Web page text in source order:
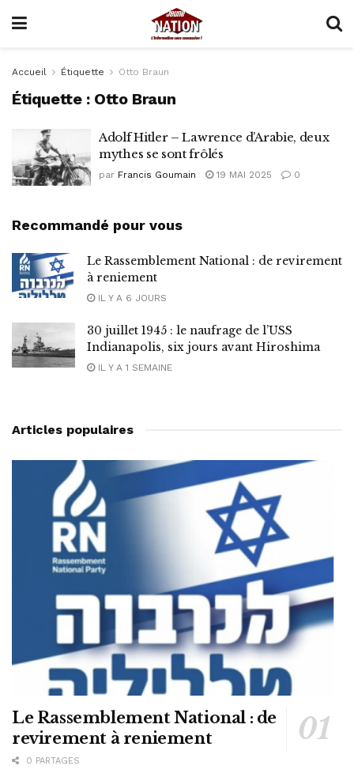
Accueil Étiquette Otto Braun
Étiquette : Otto Braun
Adolf Hitler – Lawrence d’Arabie, deux
mythes se sont frôlés
par Francis Goumain 19 MAI 2025 0
Recommandé pour vous
Le Rassemblement National : de revirement
à reniement
IL Y A 6 JOURS
30 juillet 1945 : le naufrage de l’USS
Indianapolis, six jours avant Hiroshima
IL Y A 1 SEMAINE
Articles populaires
Le Rassemblement National : de
revirement à reniement
0 PARTAGES